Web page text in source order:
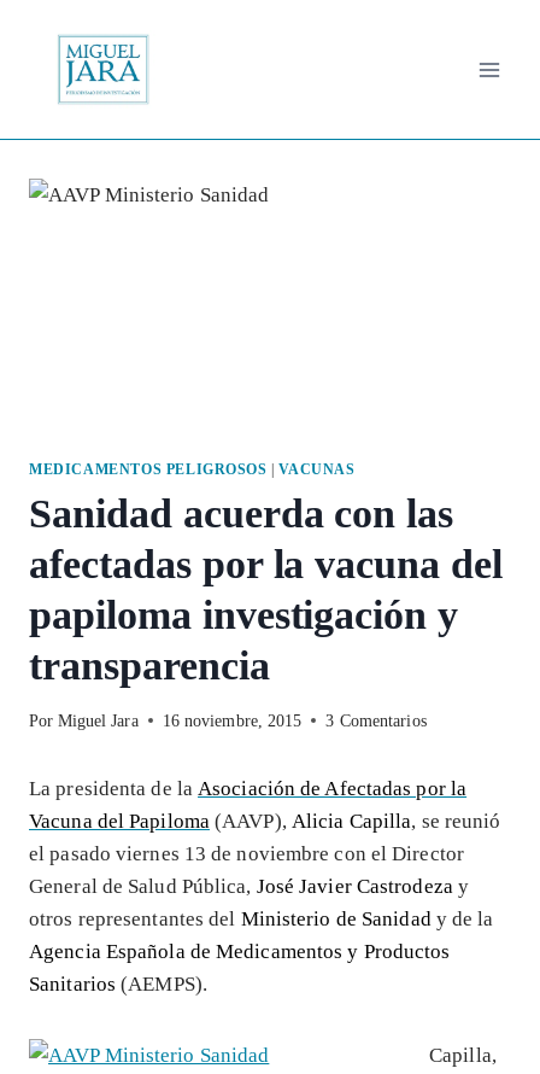
contenido
MEDICAMENTOS PELIGROSOS |VACUNAS
Sanidad acuerda con las
afectadas por la vacuna del
papiloma investigación y
transparencia
Por Miguel Jara 16 noviembre, 2015 3 Comentarios
La presidenta de la Asociación de Afectadas por la
Vacuna del Papiloma (AAVP), Alicia Capilla, se reunió
el pasado viernes 13 de noviembre con el Director
General de Salud Pública, José Javier Castrodeza y
otros representantes del Ministerio de Sanidad y de la
Agencia Española de Medicamentos y Productos
Sanitarios (AEMPS).
Capilla,